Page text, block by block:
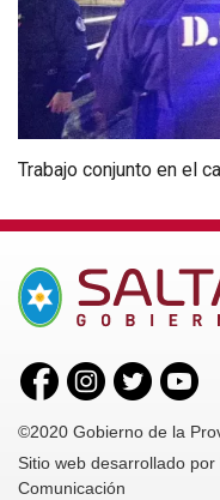
Trabajo conjunto en el
©2020 Gobierno de la
Sitio web desarrollado
Comunicación